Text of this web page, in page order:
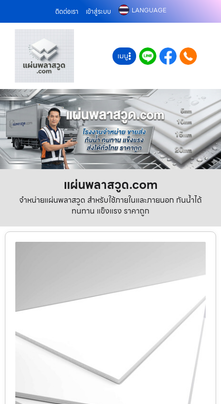
ติดต่อเรา เข้าสู่ระบบ LANGUAGE
เมนู
แผ่นพลาสวูด.com
จำหน่ายแผ่นพลาสวูด สำหรับใช้ภายในและภายนอก กันน้ำได้
ทนทาน แข็งแรง ราคาถูก